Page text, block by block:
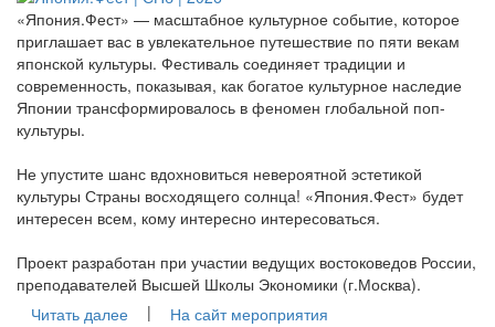
«Япония.Фест» — масштабное культурное событие, которое
приглашает вас в увлекательное путешествие по пяти векам
японской культуры. Фестиваль соединяет традиции и
современность, показывая, как богатое культурное наследие
Японии трансформировалось в феномен глобальной поп-
культуры.
Не упустите шанс вдохновиться невероятной эстетикой
культуры Страны восходящего солнца! «Япония.Фест» будет
интересен всем, кому интересно интересоваться.
Проект разработан при участии ведущих востоковедов России,
преподавателей Высшей Школы Экономики (г.Москва).
Читать далее
| На сайт мероприятия